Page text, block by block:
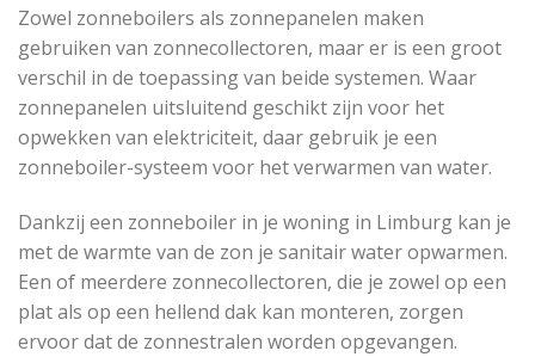
Zowel zonneboilers als zonnepanelen maken
gebruiken van zonnecollectoren, maar er is een groot
verschil in de toepassing van beide systemen. Waar
zonnepanelen uitsluitend geschikt zijn voor het
opwekken van elektriciteit, daar gebruik je een
zonneboiler-systeem voor het verwarmen van water.
Dankzij een zonneboiler in je woning in Limburg kan je
met de warmte van de zon je sanitair water opwarmen.
Een of meerdere zonnecollectoren, die je zowel op een
plat als op een hellend dak kan monteren, zorgen
ervoor dat de zonnestralen worden opgevangen.